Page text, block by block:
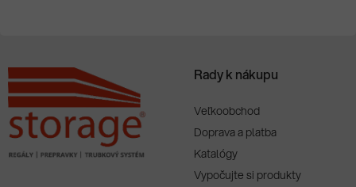
Rady k nákupu
Veľkoobchod
Doprava a platba
Katalógy
Vypočujte si produkty